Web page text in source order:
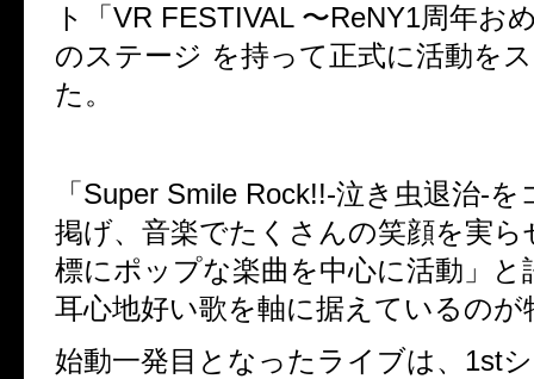
ト「VR FESTIVAL 〜ReNY1周年お
のステージ を持って正式に活動を
た。
「Super Smile Rock!!-泣き虫退治-
掲げ、音楽でたくさんの笑顔を実
標にポップな楽曲を中心に活動」と
耳心地好い歌を軸に据えているのが
始動一発目となったライブは、1st